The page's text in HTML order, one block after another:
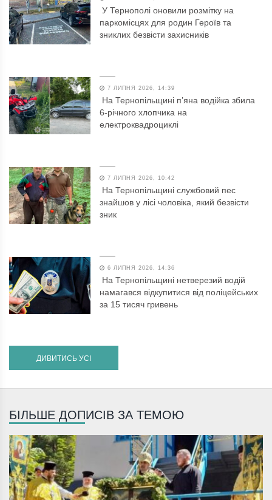
У Тернополі оновили розмітку на
паркомісцях для родин Героїв та
зниклих безвісти захисників
7 ЛИПНЯ 2026, 14:39
На Тернопільщині п’яна водійка збила
6-річного хлопчика на
електроквадроциклі
7 ЛИПНЯ 2026, 10:42
На Тернопільщині службовий пес
знайшов у лісі чоловіка, який безвісти
зник
6 ЛИПНЯ 2026, 14:36
На Тернопільщині нетверезий водій
намагався відкупитися від поліцейських
за 15 тисяч гривень
ДИВИТИСЬ УСІ
БІЛЬШЕ ДОПИСІВ ЗА ТЕМОЮ